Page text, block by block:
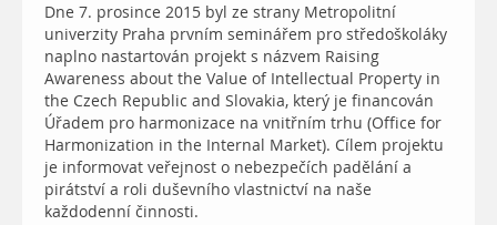
Dne 7. prosince 2015 byl ze strany Metropolitní
univerzity Praha prvním seminářem pro středoškoláky
naplno nastartován projekt s názvem Raising
Awareness about the Value of Intellectual Property in
the Czech Republic and Slovakia, který je financován
Úřadem pro harmonizace na vnitřním trhu (Office for
Harmonization in the Internal Market). Cílem projektu
je informovat veřejnost o nebezpečích padělání a
pirátství a roli duševního vlastnictví na naše
každodenní činnosti.